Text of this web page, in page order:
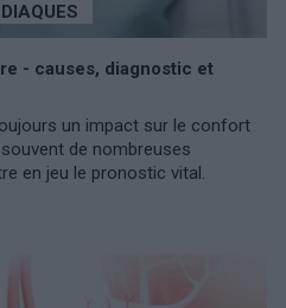
- causes, diagnostic et
un impact sur le confort
de nombreuses
en jeu le pronostic vital.